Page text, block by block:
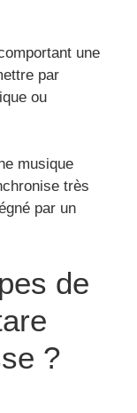
une
par
ou
musique
très
par un
de
?